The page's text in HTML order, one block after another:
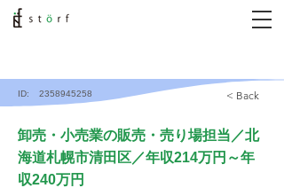
ID: 2358945258 < Back
卸売・小売業の販売・売り場担当／北
海道札幌市清田区／年収214万円～年
収240万円